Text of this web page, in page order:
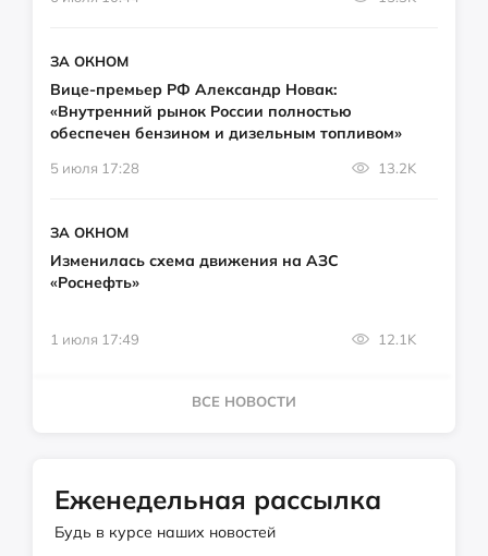
ЗА ОКНОМ
Вице-премьер РФ Александр Новак:
«Внутренний рынок России полностью
обеспечен бензином и дизельным топливом»
5 июля 17:28 13.2K
ЗА ОКНОМ
Изменилась схема движения на АЗС
«Роснефть»
1 июля 17:49 12.1K
ВСЕ НОВОСТИ
Еженедельная рассылка
Будь в курсе наших новостей